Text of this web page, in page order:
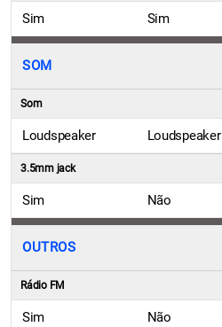
Sim Sim
SOM
Som
Loudspeaker Loudspeaker
3.5mm jack
Sim Não
OUTROS
Rádio FM
Sim Não